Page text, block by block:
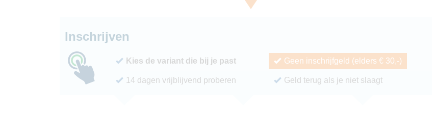
Inschrijven
Kies de variant die bij je past Geen inschrijfgeld (elders € 30,-)
14 dagen vrijblijvend proberen Geld terug als je niet slaagt